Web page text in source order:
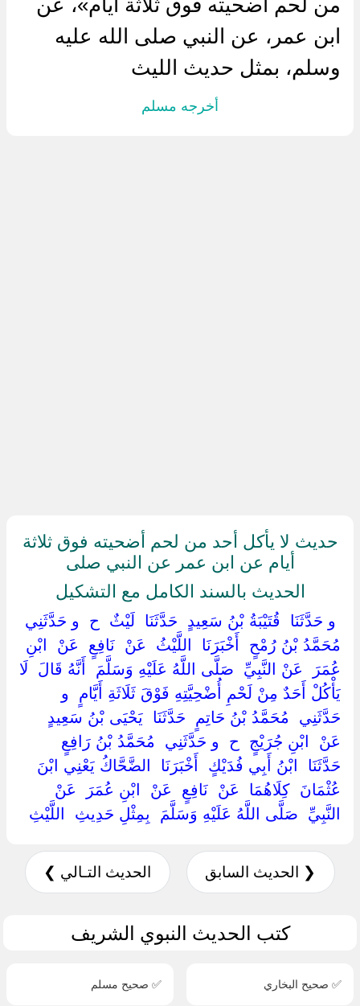
من لحم أضحيته فوق ثلاثة أيام»، عن
ابن عمر، عن النبي صلى الله عليه
وسلم، بمثل حديث الليث
أخرجه مسلم
حديث لا يأكل أحد من لحم أضحيته فوق ثلاثة
أيام عن ابن عمر عن النبي صلى
الحديث بالسند الكامل مع التشكيل
‏ ‏و حَدَّثَنَا ‏ ‏قُتَيْبَةُ بْنُ سَعِيدٍ ‏ ‏حَدَّثَنَا ‏ ‏لَيْثٌ ‏ ‏ح ‏ ‏و حَدَّثَنِي ‏
‏مُحَمَّدُ بْنُ رُمْحٍ ‏ ‏أَخْبَرَنَا ‏ ‏اللَّيْثُ ‏ ‏عَنْ ‏ ‏نَافِعٍ ‏ ‏عَنْ ‏ ‏ابْنِ
عُمَرَ ‏ ‏عَنْ النَّبِيِّ ‏ ‏صَلَّى اللَّهُ عَلَيْهِ وَسَلَّمَ ‏ ‏أَنَّهُ قَالَ ‏ ‏لَا
يَأْكُلْ أَحَدٌ مِنْ لَحْمِ أُضْحِيَّتِهِ فَوْقَ ثَلَاثَةِ أَيَّامٍ ‏ ‏و
حَدَّثَنِي ‏ ‏مُحَمَّدُ بْنُ حَاتِمٍ ‏ ‏حَدَّثَنَا ‏ ‏يَحْيَى بْنُ سَعِيدٍ ‏
‏عَنْ ‏ ‏ابْنِ جُرَيْجٍ ‏ ‏ح ‏ ‏و حَدَّثَنِي ‏ ‏مُحَمَّدُ بْنُ رَافِعٍ ‏
‏حَدَّثَنَا ‏ ‏ابْنُ أَبِي فُدَيْكٍ ‏ ‏أَخْبَرَنَا ‏ ‏الضَّحَّاكُ يَعْنِي ابْنَ
عُثْمَانَ ‏ ‏كِلَاهُمَا ‏ ‏عَنْ ‏ ‏نَافِعٍ ‏ ‏عَنْ ‏ ‏ابْنِ عُمَرَ ‏ ‏عَنْ
النَّبِيِّ ‏ ‏صَلَّى اللَّهُ عَلَيْهِ وَسَلَّمَ ‏ ‏بِمِثْلِ حَدِيثِ ‏ ‏اللَّيْثِ ‏
❮ الحديث السابق الحديث التـالي ❯
كتب الحديث النبوي الشريف
✅ صحيح البخاري ✅ صحيح مسلم